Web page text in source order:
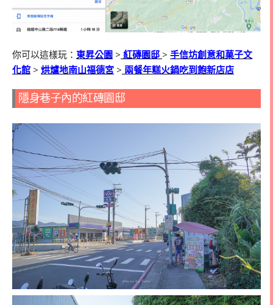
你可以這樣玩： 東昇公園 > 紅磚園邸 > 手信坊創意和菓子文
化館 > 烘爐地南山福德宮 > 兩餐年糕火鍋吃到飽新店店
隱身巷子內的紅磚園邸